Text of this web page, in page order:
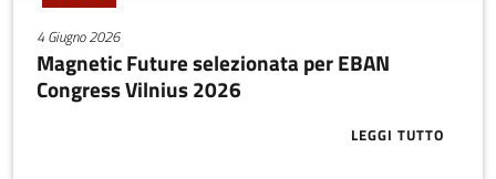
4 Giugno 2026
Magnetic Future selezionata per EBAN
Congress Vilnius 2026
LEGGI TUTTO
ABOUT